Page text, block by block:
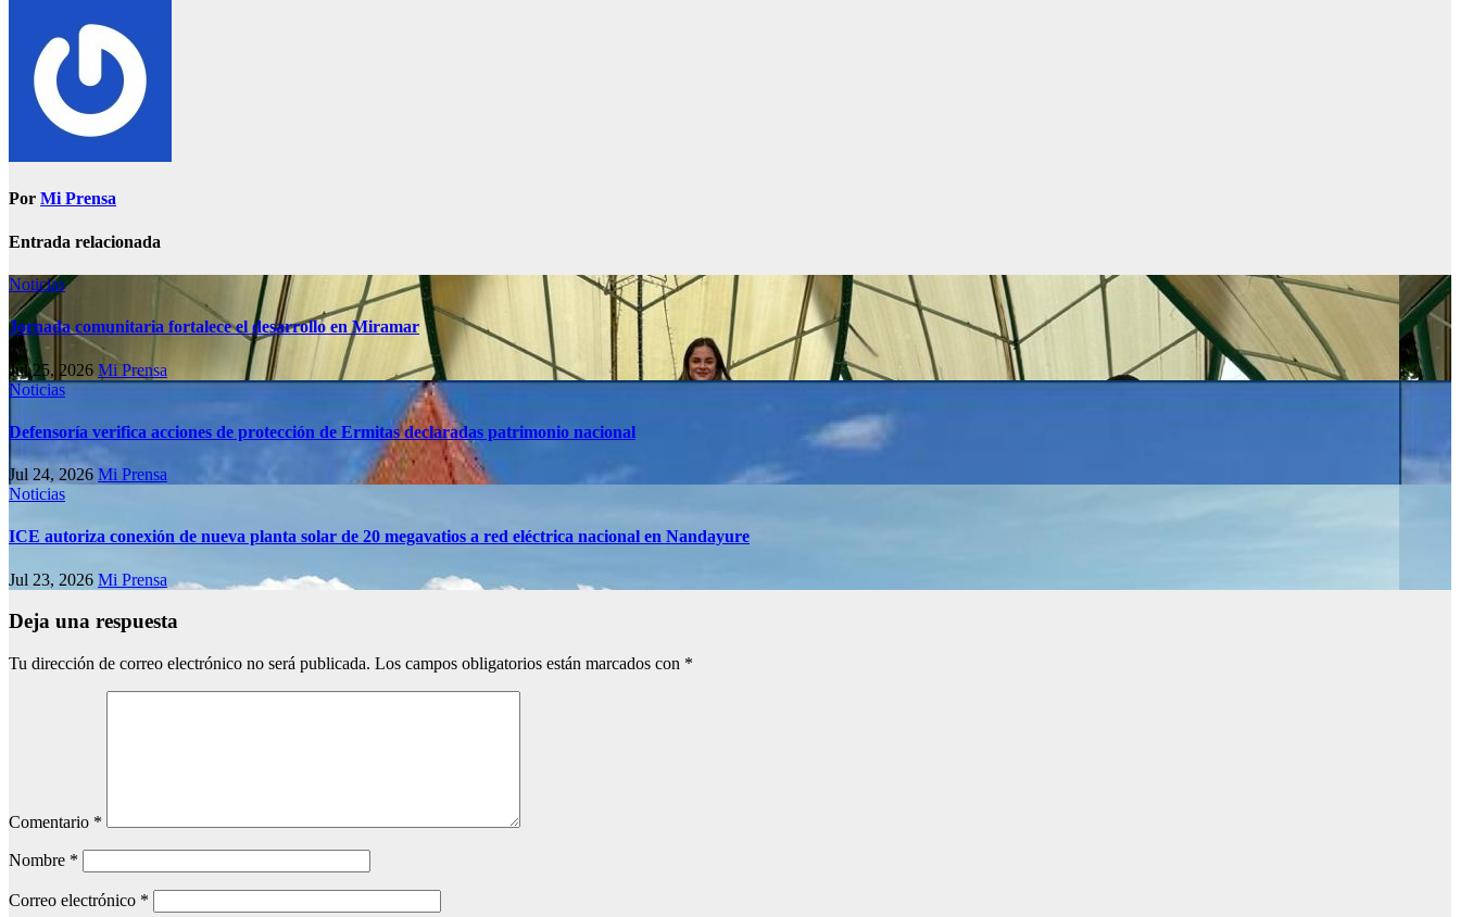
Por Mi Prensa
Entrada relacionada
Noticias
Jornada comunitaria fortalece el desarrollo en Miramar
Jul 25, 2026 Mi Prensa
Noticias
Defensoría verifica acciones de protección de Ermitas declaradas patrimonio nacional
Jul 24, 2026 Mi Prensa
Noticias
ICE autoriza conexión de nueva planta solar de 20 megavatios a red eléctrica nacional en Nandayure
Jul 23, 2026 Mi Prensa
Deja una respuesta
Tu dirección de correo electrónico no será publicada. Los campos obligatorios están marcados con *
Comentario *
Nombre *
Correo electrónico *